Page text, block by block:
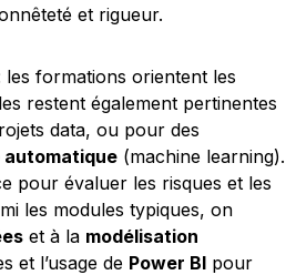
et rigueur.
formations orientent les
restent également pertinentes
data, ou pour des
(machine learning).
pour évaluer les risques et les
les modules typiques, on
et à la modélisation
et l’usage de Power BI pour